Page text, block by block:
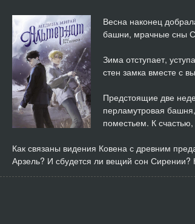
Альтернат. Враг за спиной 17
Альтернат. Враг за спиной 18
Альтернат. Враг за спиной 19
Альтернат. Враг за спиной 20
Альтернат. Враг за спиной 21
Весна наконец
башни, мрачные сны
Зима отступает,
стен замка вместе с
Предстоящие две
перламутровая
поместьем. К
Как связаны видения Ковена с древним
Арзель? И сбудется ли вещий сон Сирении?